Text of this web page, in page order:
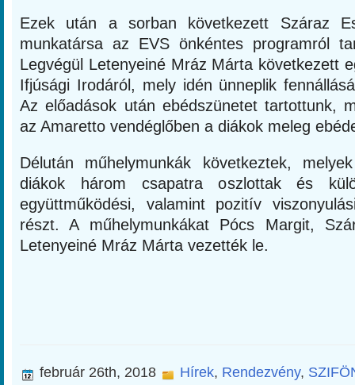
Ezek után a sorban következett Száraz
munkatársa az EVS önkéntes programról
Legvégül Letenyeiné Mráz Márta következett
Ifjúsági Irodáról, mely idén ünneplik
Az előadások után ebédszünetet tartottunk,
az Amaretto vendéglőben a diákok meleg
Délután műhelymunkák következtek,
diákok három csapatra oszlottak és
együttműködési, valamint pozitív
részt. A műhelymunkákat Pócs Margit,
Letenyeiné Mráz Márta vezették le.
február 26th, 2018 Hírek, Rendezvény,